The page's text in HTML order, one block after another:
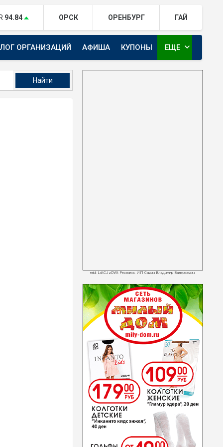
94.84 ОРСК ОРЕНБУРГ ГАЙ
ОРГАНИЗАЦИЙ АФИША КУПОНЫ
ТЕЛЕКАНАЛ ЕВРАЗИЯ
ЕЩЕ expand_more
erid: LdtCJzDWt Реклама. ИП Савин Владимир Валерьевич